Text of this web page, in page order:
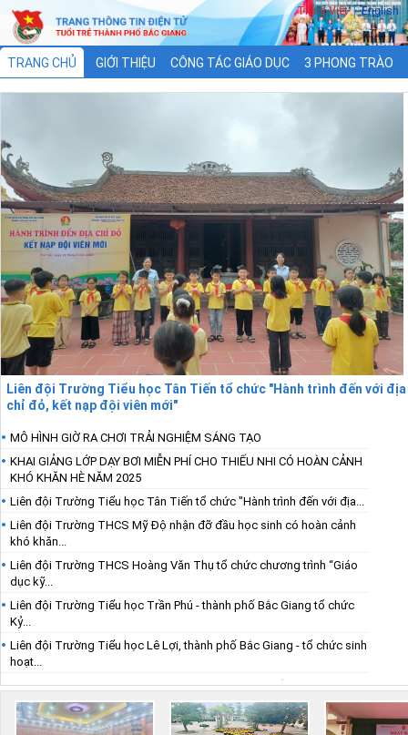
Tiếng Việt|English
TRANG CHỦ GIỚI THIỆU CÔNG TÁC GIÁO DỤC 3 PHONG TRÀO
3 CHƯƠNG TRÌNH XÂY DỰNG ĐOÀN
Liên đội Trường Tiểu học Tân Tiến tổ chức "Hành trình đến với địa
chỉ đỏ, kết nạp đội viên mới"
MÔ HÌNH GIỜ RA CHƠI TRẢI NGHIỆM SÁNG TẠO
KHAI GIẢNG LỚP DẠY BƠI MIỄN PHÍ CHO THIẾU NHI CÓ HOÀN CẢNH
KHÓ KHĂN HÈ NĂM 2025
Liên đội Trường Tiểu học Tân Tiến tổ chức "Hành trình đến với địa...
Liên đội Trường THCS Mỹ Độ nhận đỡ đầu học sinh có hoàn cảnh
khó khăn...
Liên đội Trường THCS Hoàng Văn Thụ tổ chức chương trình “Giáo
dục kỹ...
Liên đội Trường Tiểu học Trần Phú - thành phố Bắc Giang tổ chức
Kỷ...
Liên đội Trường Tiểu học Lê Lợi, thành phố Bắc Giang - tổ chức sinh
hoạt...
Hội thi “Nghi thức Đội” năm học 2024 - 2025 và ra mắt công trình Măng
non...